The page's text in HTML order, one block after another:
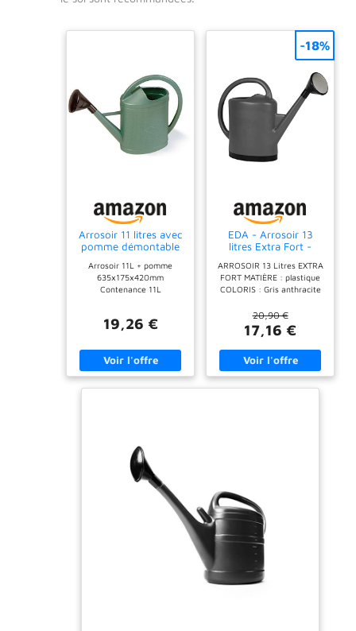
Arrosoir 11 litres avec
pomme démontable
Arrosoir 11L + pomme
635x175x420mm
Contenance 11L
19,26 €
EDA - Arrosoir 13
litres Extra Fort -
Grille Métal - 57 x 19
x 44 cm - Gris
Anthracite
ARROSOIR 13 Litres EXTRA
FORT MATIÈRE : plastique
COLORIS : Gris anthracite
cet arrosoir est fabriqué en
France et plus précisément
à Oyonnax dans le
département de l'Ain.
20,90 €
17,16 €
-18%